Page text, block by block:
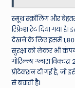
स्मूथ स्क्रॉलिंग और
रिफ्रेश रेट दिया गया
देखने के लिए इसमें 1,800
सुरक्षा को लेकर भी
गोरिल्ला ग्लास
प्रोटेक्शन दी गई है,
से बचाती है।